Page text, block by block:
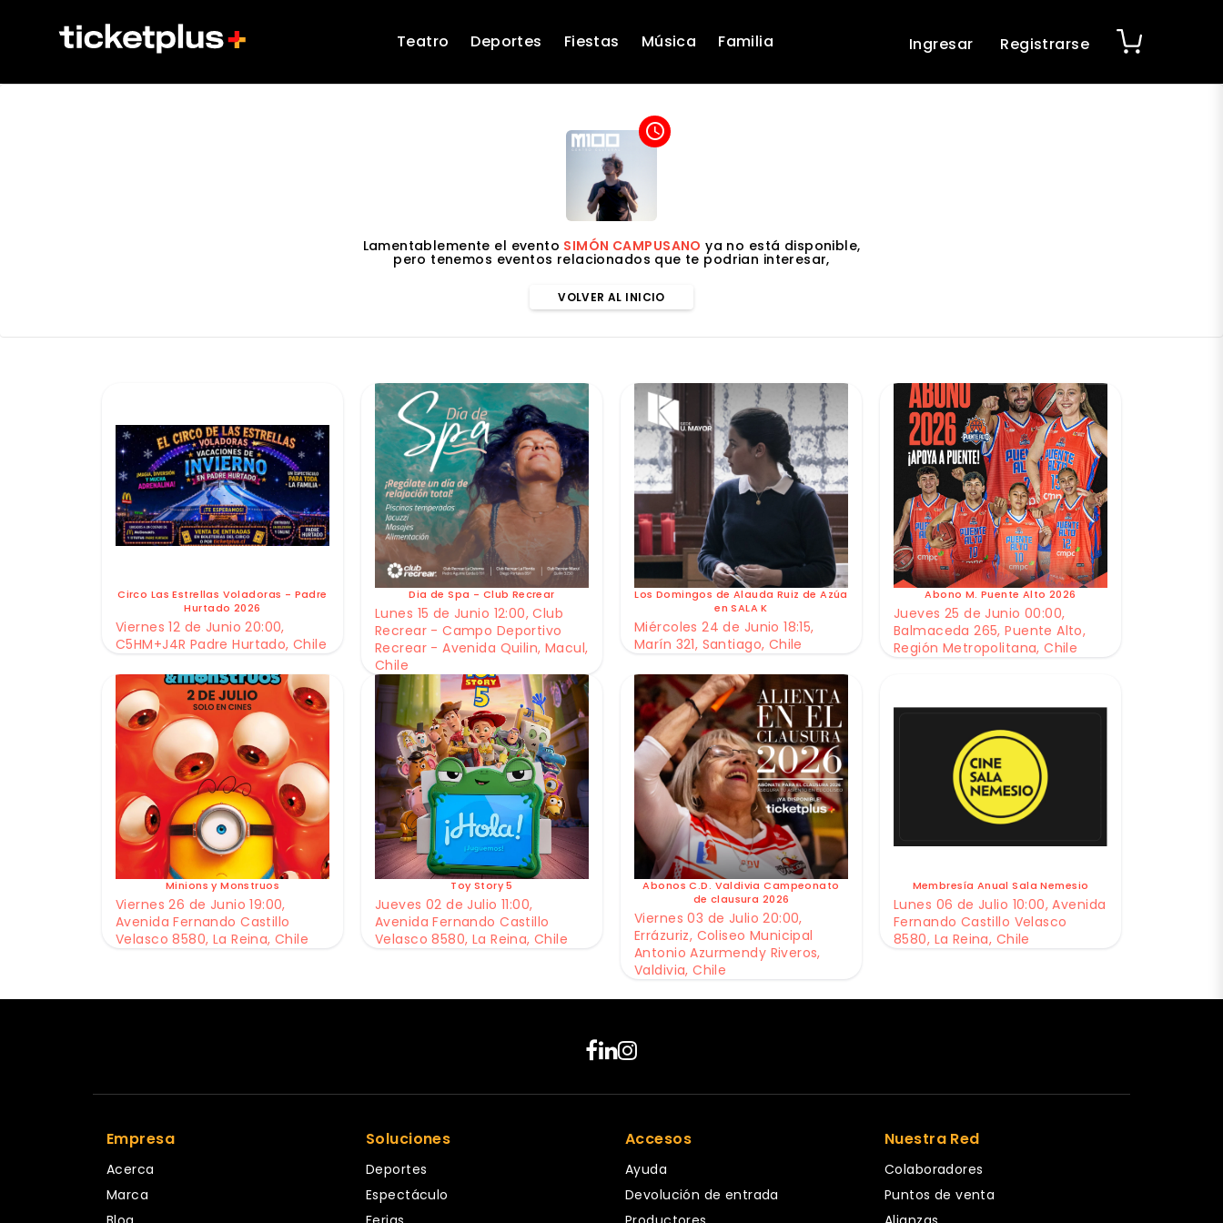
Teatro Deportes Fiestas Música Familia Ingresar Registrarse
access_time
Lamentablemente el evento SIMÓN CAMPUSANO ya no está disponible,
pero tenemos eventos relacionados que te podrian interesar,
VOLVER AL INICIO
Circo Las Estrellas Voladoras - Padre
Hurtado 2026
Viernes 12 de Junio 20:00,
C5HM+J4R Padre Hurtado, Chile
Dia de Spa - Club Recrear
Lunes 15 de Junio 12:00, Club
Recrear - Campo Deportivo
Recrear - Avenida Quilin, Macul,
Chile
Los Domingos de Alauda Ruiz de Azúa
en SALA K
Miércoles 24 de Junio 18:15,
Marín 321, Santiago, Chile
Abono M. Puente Alto 2026
Jueves 25 de Junio 00:00,
Balmaceda 265, Puente Alto,
Región Metropolitana, Chile
Minions y Monstruos
Viernes 26 de Junio 19:00,
Avenida Fernando Castillo
Velasco 8580, La Reina, Chile
Toy Story 5
Jueves 02 de Julio 11:00,
Avenida Fernando Castillo
Velasco 8580, La Reina, Chile
Abonos C.D. Valdivia Campeonato
de clausura 2026
Viernes 03 de Julio 20:00,
Errázuriz, Coliseo Municipal
Antonio Azurmendy Riveros,
Valdivia, Chile
Membresía Anual Sala Nemesio
Lunes 06 de Julio 10:00, Avenida
Fernando Castillo Velasco
8580, La Reina, Chile
Empresa
Acerca
Marca
Soluciones
Deportes
Espectáculo
Accesos
Ayuda
Devolución de entrada
Nuestra Red
Colaboradores
Puntos de venta